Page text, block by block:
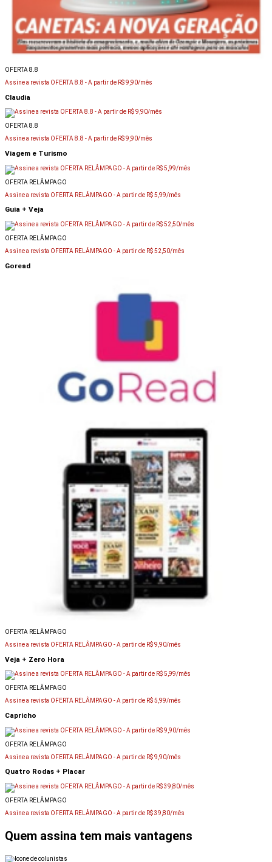
OFERTA 8.8
Assine a revista OFERTA 8.8 -A partir de R$ 9,90/mês
Claudia
OFERTA 8.8
Assine a revista OFERTA 8.8 -A partir de R$ 9,90/mês
Viagem e Turismo
OFERTA RELÂMPAGO
Assine a revista OFERTA RELÂMPAGO -A partir de R$ 5,99/mês
Guia + Veja
OFERTA RELÂMPAGO
Assine a revista OFERTA RELÂMPAGO -A partir de R$ 52,50/mês
Goread
OFERTA RELÂMPAGO
Assine a revista OFERTA RELÂMPAGO -A partir de R$ 9,90/mês
Veja + Zero Hora
OFERTA RELÂMPAGO
Assine a revista OFERTA RELÂMPAGO -A partir de R$ 5,99/mês
Capricho
OFERTA RELÂMPAGO
Assine a revista OFERTA RELÂMPAGO -A partir de R$ 9,90/mês
Quatro Rodas + Placar
OFERTA RELÂMPAGO
Assine a revista OFERTA RELÂMPAGO -A partir de R$ 39,80/mês
Quem assina tem mais vantagens